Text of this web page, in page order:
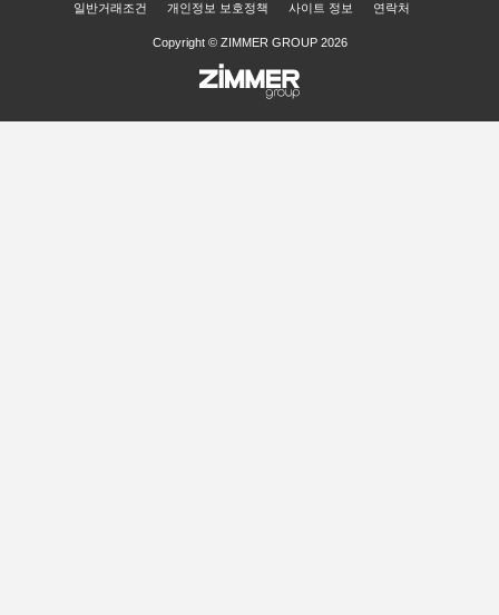
일반거래조건 개인정보 보호정책 사이트 정보 연락처
Copyright © ZIMMER GROUP 2026